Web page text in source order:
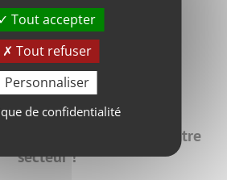
l'infotrafic
rapidement en cas de
la ligne circulant dans votre
secteur !
Tout accepter
Tout refuser
Personnaliser
de confidentialité